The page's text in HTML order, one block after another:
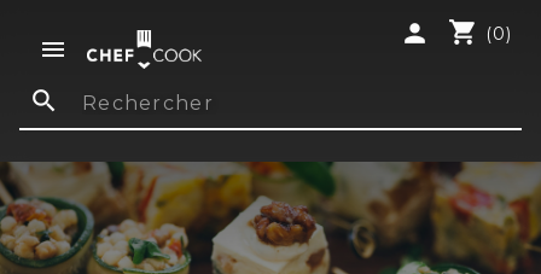

shopping_cart (0)
person
search